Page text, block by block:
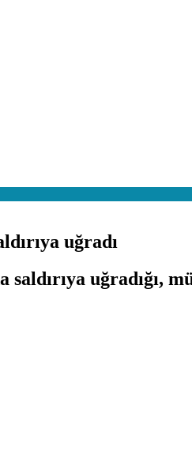
uğradı
uğradığı,